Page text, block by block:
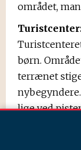
området,
børn.
terrænet
lige ved